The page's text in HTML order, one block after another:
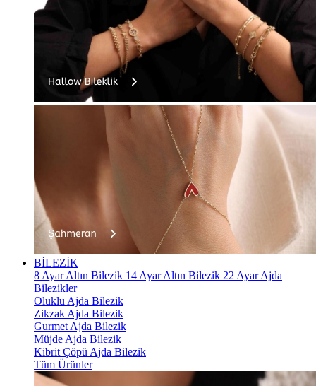
BİLEZİK
8 Ayar Altın Bilezik 14 Ayar Altın Bilezik 22 Ayar Ajda
Bilezikler
Oluklu Ajda Bilezik
Zikzak Ajda Bilezik
Gurmet Ajda Bilezik
Müjde Ajda Bilezik
Kibrit Çöpü Ajda Bilezik
Tüm Ürünler